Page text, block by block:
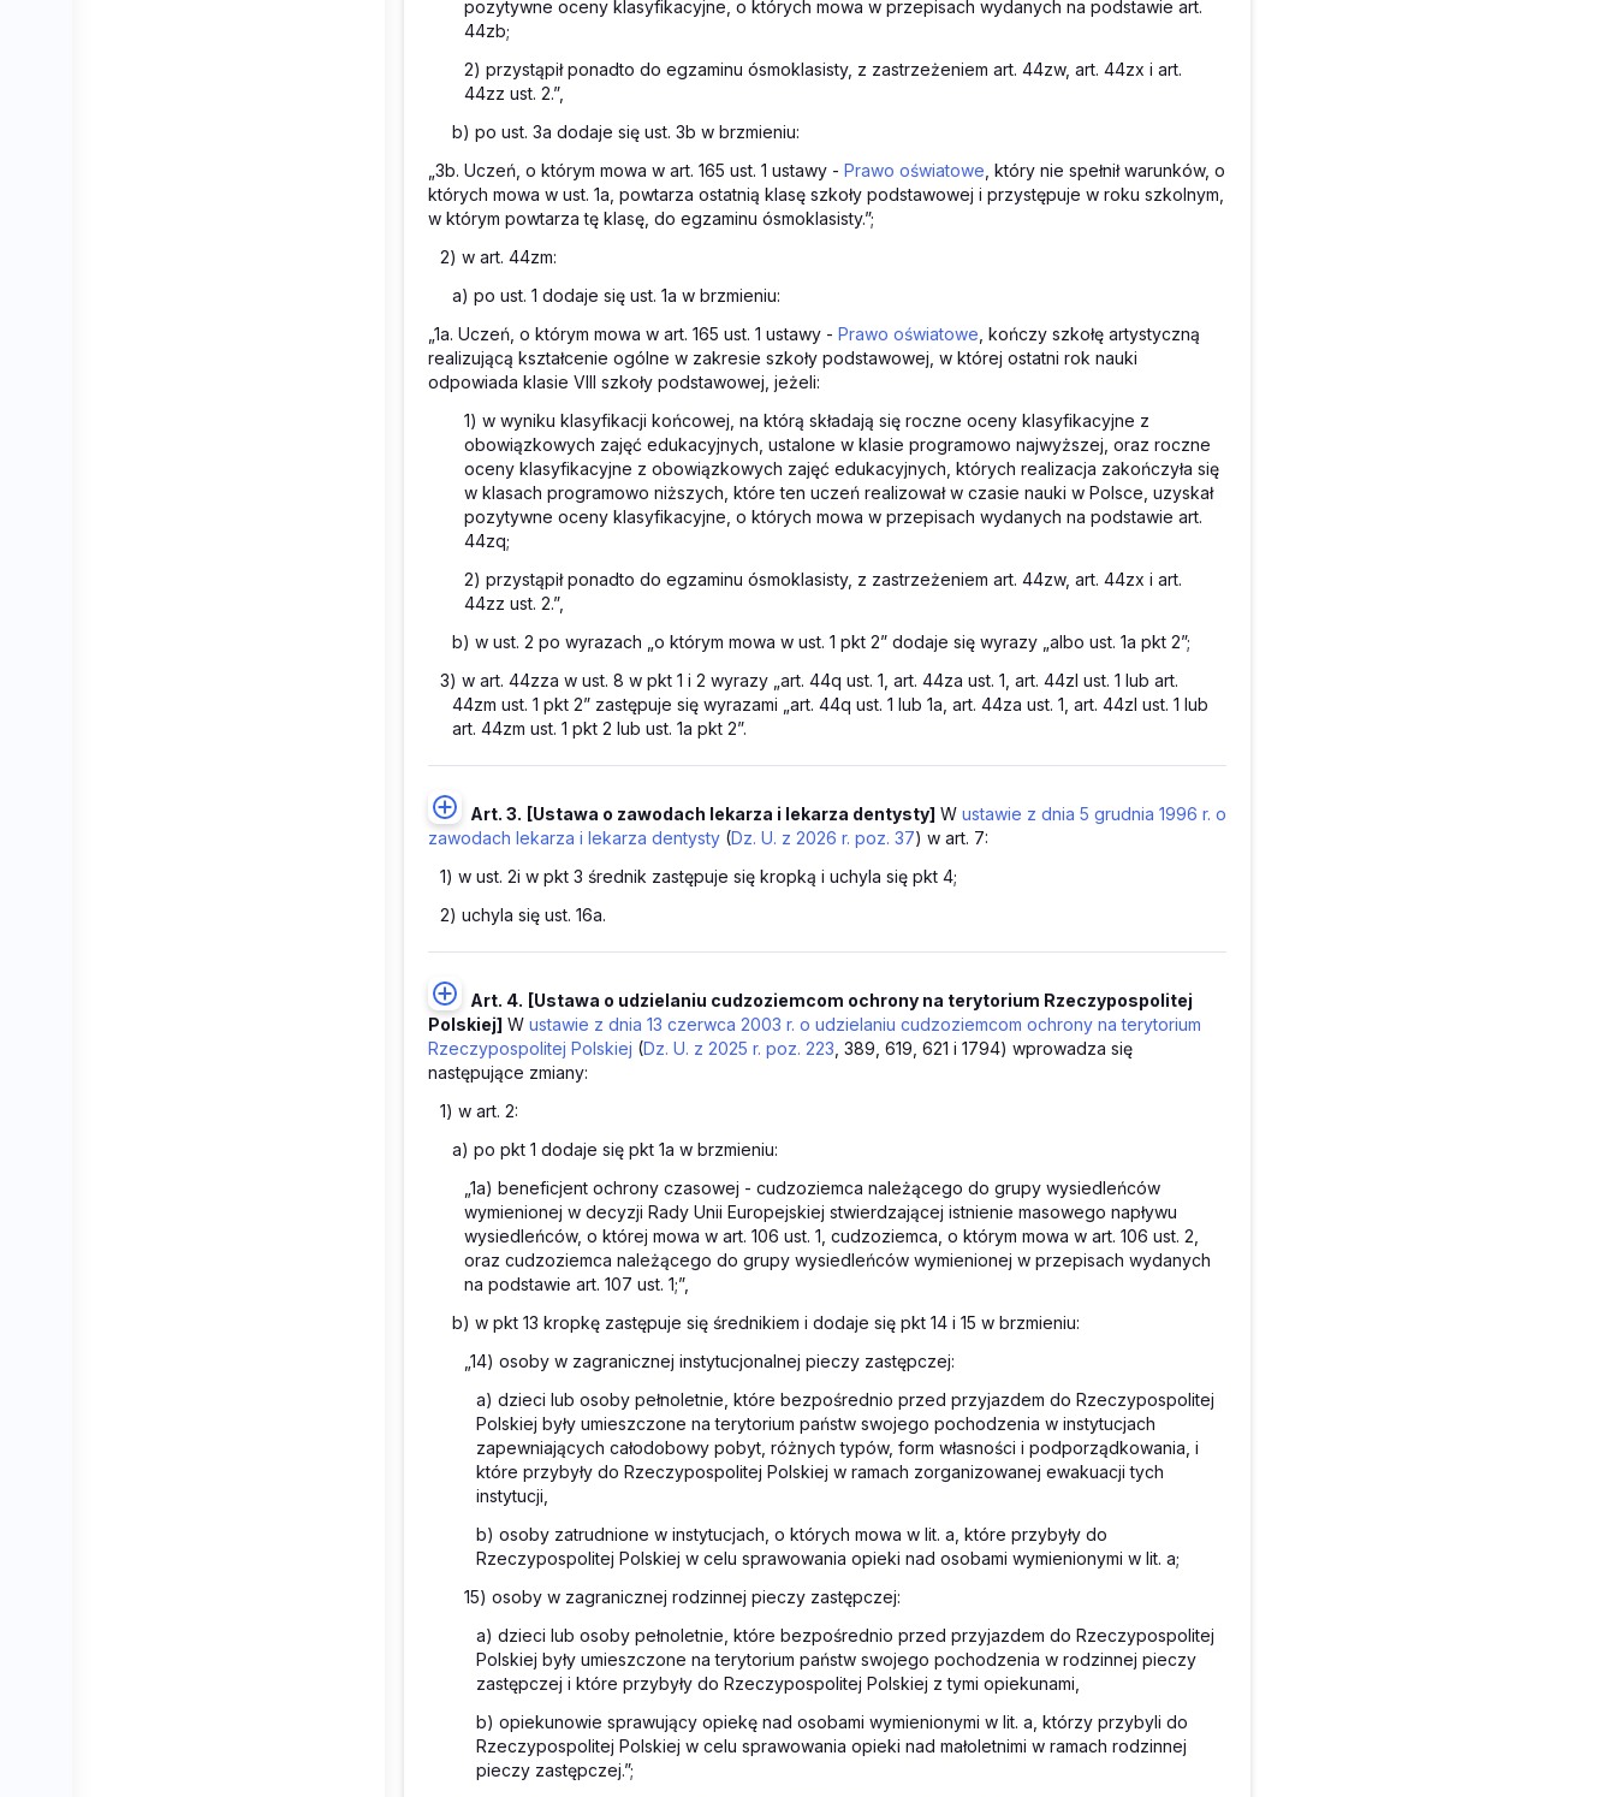
pozytywne oceny klasyfikacyjne, o których mowa w przepisach wydanych na podstawie art.
44zb;
2) przystąpił ponadto do egzaminu ósmoklasisty, z zastrzeżeniem art. 44zw, art. 44zx i art.
44zz ust. 2.”,
b) po ust. 3a dodaje się ust. 3b w brzmieniu:
„3b. Uczeń, o którym mowa w art. 165 ust. 1 ustawy - Prawo oświatowe , który nie spełnił warunków, o
których mowa w ust. 1a, powtarza ostatnią klasę szkoły podstawowej i przystępuje w roku szkolnym,
w którym powtarza tę klasę, do egzaminu ósmoklasisty.”;
2) w art. 44zm:
a) po ust. 1 dodaje się ust. 1a w brzmieniu:
„1a. Uczeń, o którym mowa w art. 165 ust. 1 ustawy - Prawo oświatowe , kończy szkołę artystyczną
realizującą kształcenie ogólne w zakresie szkoły podstawowej, w której ostatni rok nauki
odpowiada klasie VIII szkoły podstawowej, jeżeli:
1) w wyniku klasyfikacji końcowej, na którą składają się roczne oceny klasyfikacyjne z
obowiązkowych zajęć edukacyjnych, ustalone w klasie programowo najwyższej, oraz roczne
oceny klasyfikacyjne z obowiązkowych zajęć edukacyjnych, których realizacja zakończyła się
w klasach programowo niższych, które ten uczeń realizował w czasie nauki w Polsce, uzyskał
pozytywne oceny klasyfikacyjne, o których mowa w przepisach wydanych na podstawie art.
44zq;
2) przystąpił ponadto do egzaminu ósmoklasisty, z zastrzeżeniem art. 44zw, art. 44zx i art.
44zz ust. 2.”,
b) w ust. 2 po wyrazach „o którym mowa w ust. 1 pkt 2” dodaje się wyrazy „albo ust. 1a pkt 2”;
3) w art. 44zza w ust. 8 w pkt 1 i 2 wyrazy „art. 44q ust. 1, art. 44za ust. 1, art. 44zl ust. 1 lub art.
44zm ust. 1 pkt 2” zastępuje się wyrazami „art. 44q ust. 1 lub 1a, art. 44za ust. 1, art. 44zl ust. 1 lub
art. 44zm ust. 1 pkt 2 lub ust. 1a pkt 2”.
Art. 3. [Ustawa o zawodach lekarza i lekarza dentysty] W ustawie z dnia 5 grudnia 1996 r. o
zawodach lekarza i lekarza dentysty (Dz. U. z 2026 r. poz. 37) w art. 7:
1) w ust. 2i w pkt 3 średnik zastępuje się kropką i uchyla się pkt 4;
2) uchyla się ust. 16a.
Art. 4. [Ustawa o udzielaniu cudzoziemcom ochrony na terytorium Rzeczypospolitej
Polskiej] W ustawie z dnia 13 czerwca 2003 r. o udzielaniu cudzoziemcom ochrony na terytorium
Rzeczypospolitej Polskiej (Dz. U. z 2025 r. poz. 223 , 389, 619, 621 i 1794) wprowadza się
następujące zmiany:
1) w art. 2:
a) po pkt 1 dodaje się pkt 1a w brzmieniu:
„1a) beneficjent ochrony czasowej - cudzoziemca należącego do grupy wysiedleńców
wymienionej w decyzji Rady Unii Europejskiej stwierdzającej istnienie masowego napływu
wysiedleńców, o której mowa w art. 106 ust. 1, cudzoziemca, o którym mowa w art. 106 ust. 2,
oraz cudzoziemca należącego do grupy wysiedleńców wymienionej w przepisach wydanych
na podstawie art. 107 ust. 1;”,
b) w pkt 13 kropkę zastępuje się średnikiem i dodaje się pkt 14 i 15 w brzmieniu:
„14) osoby w zagranicznej instytucjonalnej pieczy zastępczej:
a) dzieci lub osoby pełnoletnie, które bezpośrednio przed przyjazdem do Rzeczypospolitej
Polskiej były umieszczone na terytorium państw swojego pochodzenia w instytucjach
zapewniających całodobowy pobyt, różnych typów, form własności i podporządkowania, i
które przybyły do Rzeczypospolitej Polskiej w ramach zorganizowanej ewakuacji tych
instytucji,
b) osoby zatrudnione w instytucjach, o których mowa w lit. a, które przybyły do
Rzeczypospolitej Polskiej w celu sprawowania opieki nad osobami wymienionymi w lit. a;
15) osoby w zagranicznej rodzinnej pieczy zastępczej:
a) dzieci lub osoby pełnoletnie, które bezpośrednio przed przyjazdem do Rzeczypospolitej
Polskiej były umieszczone na terytorium państw swojego pochodzenia w rodzinnej pieczy
zastępczej i które przybyły do Rzeczypospolitej Polskiej z tymi opiekunami,
b) opiekunowie sprawujący opiekę nad osobami wymienionymi w lit. a, którzy przybyli do
Rzeczypospolitej Polskiej w celu sprawowania opieki nad małoletnimi w ramach rodzinnej
pieczy zastępczej.”;